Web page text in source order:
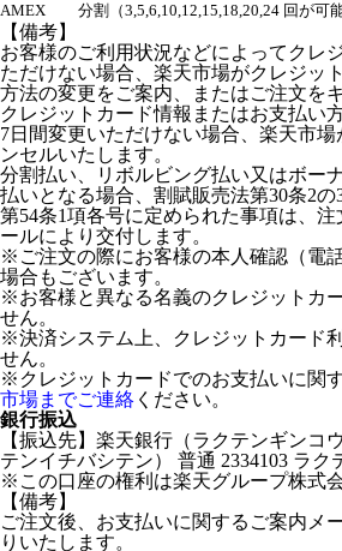
AMEX
分割（3,5,6,10,12,15,18,20,24 回が可
【備考】
お客様のご利用状況などによってクレ
ただけない場合、楽天市場がクレジッ
方法の変更をご案内、またはご注文を
クレジットカード情報またはお支払い
7日間変更いただけない場合、楽天市
ンセルいたします。
分割払い、リボルビング払い又はボー
払いとなる場合、割賦販売法第30条2の
第54条1項各号に定められた事項は、
ールにより交付します。
※ご注文の際にお客様の本人確認（電
場合もございます。
※お客様と異なる名義のクレジットカ
せん。
※決済システム上、クレジットカード
せん。
※クレジットカードでのお支払いに関
市場までご連絡 ください。
銀行振込
【振込先】楽天銀行（ラクテンギンコ
テンイチバシテン） 普通 2334103 ラク
※この口座の権利は楽天グループ株式
【備考】
ご注文後、お支払いに関するご案内メ
りいたします。